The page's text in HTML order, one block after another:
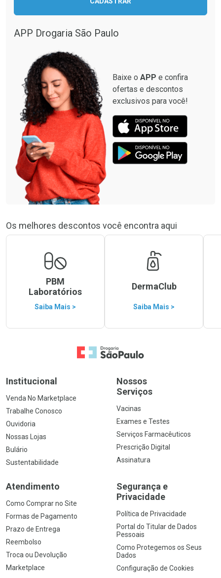
Comprar sem Desconto
Comprar sem Desconto
Comprar sem Desconto
Comprar sem Desconto
APP Drogaria São Paulo
Baixe o APP e confira
ofertas e descontos
exclusivos para você!
Os melhores descontos você encontra aqui
PBM
Laboratórios
Saiba Mais >
DermaClub
Saiba Mais >
Ir para a Home
Institucional
Venda No Marketplace
Trabalhe Conosco
Ouvidoria
Nossas Lojas
Bulário
Sustentabilidade
Nossos
Serviços
Vacinas
Exames e Testes
Serviços Farmacêuticos
Prescrição Digital
Assinatura
Atendimento
Como Comprar no Site
Formas de Pagamento
Prazo de Entrega
Reembolso
Troca ou Devolução
Marketplace
Segurança e
Privacidade
Política de Privacidade
Portal do Titular de Dados
Pessoais
Como Protegemos os Seus
Dados
Configuração de Cookies